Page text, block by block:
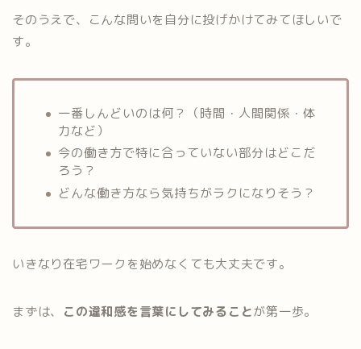
そのうえで、こんな問いを自分に投げかけてみてほしいで
す。
一番しんどいのは何？（時間・人間関係・体
力など）
今の働き方で特に合っていない部分はどこだ
ろう？
どんな働き方なら気持ちがラクになりそう？
いきなり在宅ワークを始めなくても大丈夫です。
まずは、 この違和感を言葉にしてみることが第一歩。